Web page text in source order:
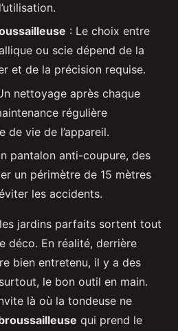
: Le choix entre
ou scie dépend de la
et de la précision requise.
nettoyage après chaque
régulière
de vie de l’appareil.
pantalon anti-coupure, des
un périmètre de 15 mètres
les accidents.
jardins parfaits sortent tout
déco. En réalité, derrière
bien entretenu, il y a des
le bon outil en main.
là où la tondeuse ne
qui prend le